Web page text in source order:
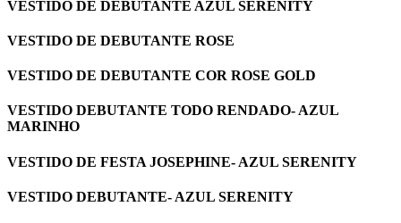
VESTIDO DE DEBUTANTE AZUL SERENITY
VESTIDO DE DEBUTANTE ROSE
VESTIDO DE DEBUTANTE COR ROSE GOLD
VESTIDO DEBUTANTE TODO RENDADO- AZUL
MARINHO
VESTIDO DE FESTA JOSEPHINE- AZUL SERENITY
VESTIDO DEBUTANTE- AZUL SERENITY